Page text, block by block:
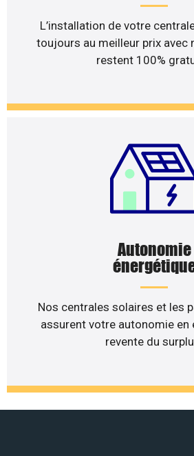
L’installation de votre
toujours au meilleur prix avec
restent 100%
Autonomie
Nos centrales solaires et les
assurent votre autonomie en
revente du